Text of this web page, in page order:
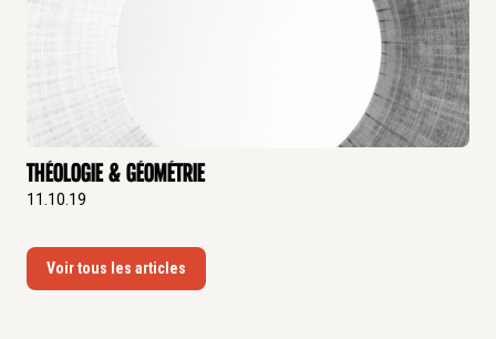
Théologie & géométrie
11.10.19
Voir tous les articles